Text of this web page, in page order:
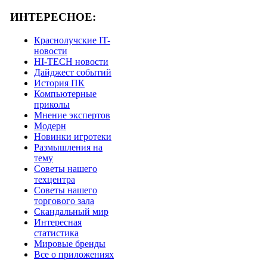
ИНТЕРЕСНОЕ:
Краснолучские IT-
новости
HI-TECH новости
Дайджест событий
История ПК
Компьютерные
приколы
Мнение экспертов
Модерн
Новинки игротеки
Размышления на
тему
Советы нашего
техцентра
Советы нашего
торгового зала
Скандальный мир
Интересная
статистика
Мировые бренды
Все о приложениях